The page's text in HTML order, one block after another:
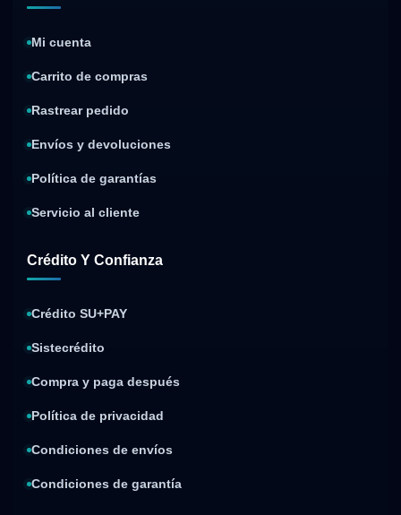
Mi cuenta
Carrito de compras
Rastrear pedido
Envíos y devoluciones
Política de garantías
Servicio al cliente
Crédito Y Confianza
Crédito SU+PAY
Sistecrédito
Compra y paga después
Política de privacidad
Condiciones de envíos
Condiciones de garantía